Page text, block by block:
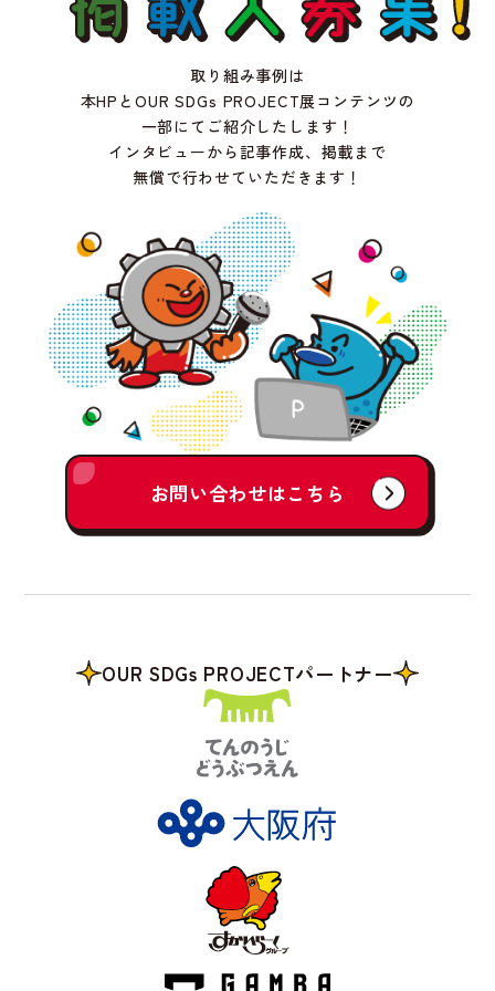
取り組み事例は
本HPとOUR SDGs PROJECT展コンテンツの
一部にて ご紹介したします！
インタビューから記事作成、掲載まで
無償で行わせていただきます！
お問い合わせはこちら
OUR SDGs PROJECTパートナー